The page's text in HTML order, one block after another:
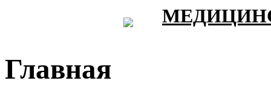
Главная